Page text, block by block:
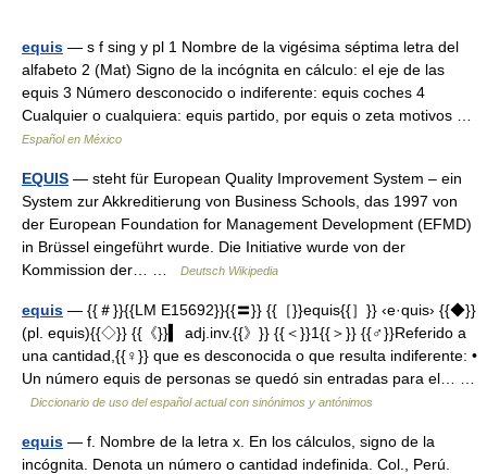
equis — s f sing y pl 1 Nombre de la vigésima séptima letra del
alfabeto 2 (Mat) Signo de la incógnita en cálculo: el eje de las
equis 3 Número desconocido o indiferente: equis coches 4
Cualquier o cualquiera: equis partido, por equis o zeta motivos …
Español en México
EQUIS — steht für European Quality Improvement System – ein
System zur Akkreditierung von Business Schools, das 1997 von
der European Foundation for Management Development (EFMD)
in Brüssel eingeführt wurde. Die Initiative wurde von der
Kommission der… …
Deutsch Wikipedia
equis — {{＃}}{{LM E15692}}{{〓}} {{［}}equis{{］}} ‹e·quis› {{◆}}
(pl. equis){{◇}} {{《}}▍ adj.inv.{{》}} {{＜}}1{{＞}} {{♂}}Referido a
una cantidad,{{♀}} que es desconocida o que resulta indiferente: •
Un número equis de personas se quedó sin entradas para el… …
Diccionario de uso del español actual con sinónimos y antónimos
equis — f. Nombre de la letra x. En los cálculos, signo de la
incógnita. Denota un número o cantidad indefinida. Col., Perú.